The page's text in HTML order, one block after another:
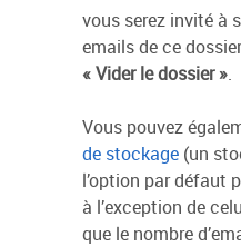
vous serez invité à
emails de ce
« Vider le dossier ».
Vous pouvez
de stockage (un
l’option par défaut
à l’exception de
que le nombre